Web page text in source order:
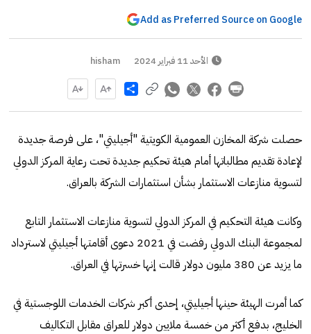
Add as Preferred Source on Google
الأحد 11 فبراير 2024 hisham
Share
حصلت شركة المخازن العمومية الكويتية "أجيليتي"، على فرصة جديدة
لإعادة تقديم مطالباتها أمام هيئة تحكيم جديدة تحت رعاية المركز الدولي
لتسوية منازعات الاستثمار بشأن استثمارات الشركة بالعراق.
وكانت هيئة التحكيم في المركز الدولي لتسوية منازعات الاستثمار التابع
لمجموعة البنك الدولي رفضت في 2021 دعوى أقامتها أجيليتي لاسترداد
ما يزيد عن 380 مليون دولار قالت إنها خسرتها في العراق.
كما أمرت الهيئة حينها أجيليتي، إحدى أكبر شركات الخدمات اللوجستية في
الخليج، بدفع أكثر من خمسة ملايين دولار للعراق مقابل التكاليف